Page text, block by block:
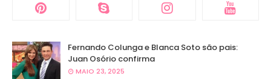
Fernando Colunga e Blanca Soto são pais:
Juan Osório confirma
MAIO 23, 2025